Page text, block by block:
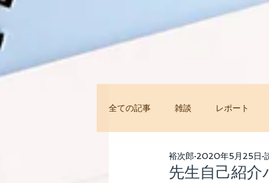
全ての記事 雑談 レポート
今すぐ始める コミュニティ
先生自己紹
裕次郎 2020年5月25日